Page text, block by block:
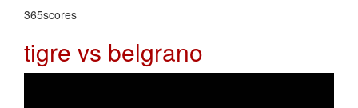
365scores
tigre vs belgrano